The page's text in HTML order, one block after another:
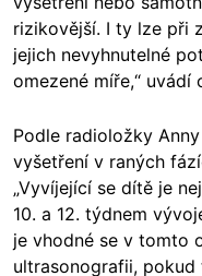
rizikovější. I ty lze při
jejich nevyhnutelné
omezené míře,“ uvádí
Podle radioložky
vyšetření v raných
„Vyvíjející se dítě je
10. a 12. týdnem
je vhodné se v tomto
ultrasonografii, pokud